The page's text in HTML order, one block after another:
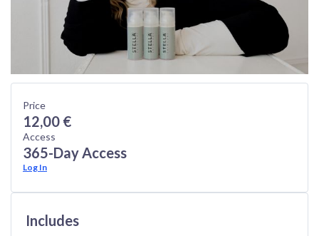
Price
12,00 €
Access
365-Day Access
Log In
Includes